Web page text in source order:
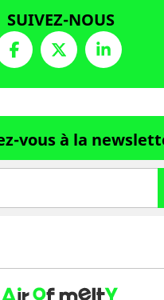
SUIVEZ-NOUS
vous à la